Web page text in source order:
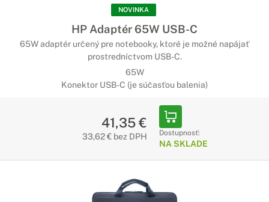
NOVINKA
HP Adaptér 65W USB-C
65W adaptér určený pre notebooky, ktoré je možné napájať
prostredníctvom USB-C.
65W
Konektor USB-C (je súčasťou balenia)
41,35 €
33,62 € bez DPH Dostupnosť:
NA SKLADE